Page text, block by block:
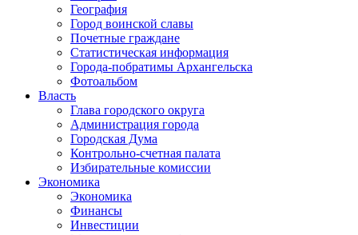
География
Город воинской славы
Почетные граждане
Статистическая информация
Города-побратимы Архангельска
Фотоальбом
Власть
Глава городского округа
Администрация города
Городская Дума
Контрольно-счетная палата
Избирательные комиссии
Экономика
Экономика
Финансы
Инвестиции